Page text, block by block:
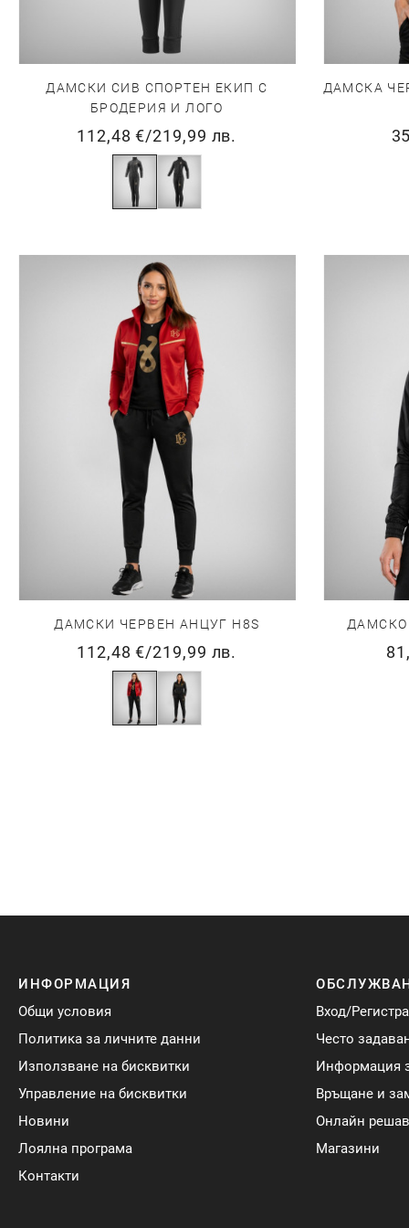
ДАМСКИ СИВ СПОРТЕН ЕКИП С
БРОДЕРИЯ И ЛОГО
112,48 €/219,99 лв.
ДАМСКА
ДАМСКИ ЧЕРВЕН АНЦУГ H8S
112,48 €/219,99 лв.
ДАМСКО
ИНФОРМАЦИЯ
Общи условия
Политика за личните данни
Използване на бисквитки
Управление на бисквитки
Новини
Лоялна програма
Контакти
Вход/
Често
Информация
Връщане и
Онлайн
Магазини